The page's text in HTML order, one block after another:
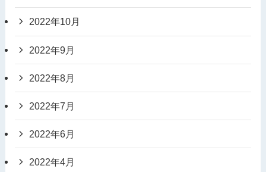
2022年10月
2022年9月
2022年8月
2022年7月
2022年6月
2022年4月